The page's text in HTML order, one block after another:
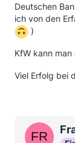
Deutschen
ich von den
)
KfW kann man
Viel Erfolg bei